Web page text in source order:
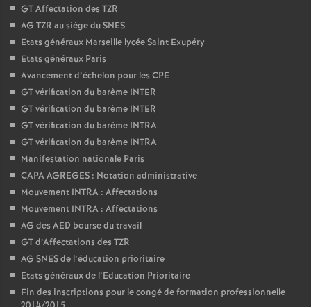
GT Affectation des TZR
AG TZR au siége du SNES
Etats généraux Marseille lycée Saint Exupéry
Etats généraux Paris
Avancement d’échelon pour les CPE
GT vérification du barème INTER
GT vérification du barème INTER
GT vérification du barème INTRA
GT vérification du barème INTRA
Manifestation nationale Paris
CAPA AGREGES : Notation administrative
Mouvement INTRA : Affectations
Mouvement INTRA : Affectations
AG des AED bourse du travail
GT d’Affectations des TZR
AG SNES de l’éducation prioritaire
Etats généraux de l’Education Prioritaire
Fin des inscriptions pour le congé de formation professionnelle